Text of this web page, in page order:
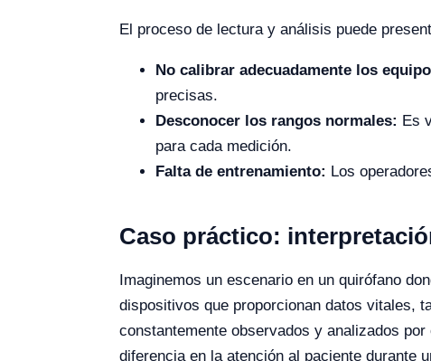
El proceso de lectura y análisis puede
No calibrar adecuadamente los
precisas.
Desconocer los rangos normales: Es
para cada medición.
Falta de entrenamiento: Los
Caso práctico:
Imaginemos un escenario en un quirófano
dispositivos que proporcionan datos vitales,
constantemente observados y analizados
diferencia en la atención al paciente durante